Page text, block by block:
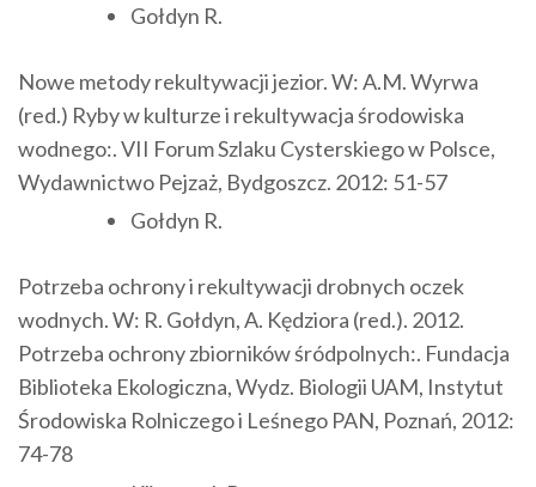
Gołdyn R.
Nowe metody rekultywacji jezior. W: A.M. Wyrwa
(red.) Ryby w kulturze i rekultywacja środowiska
wodnego:. VII Forum Szlaku Cysterskiego w Polsce,
Wydawnictwo Pejzaż, Bydgoszcz. 2012: 51-57
Gołdyn R.
Potrzeba ochrony i rekultywacji drobnych oczek
wodnych. W: R. Gołdyn, A. Kędziora (red.). 2012.
Potrzeba ochrony zbiorników śródpolnych:. Fundacja
Biblioteka Ekologiczna, Wydz. Biologii UAM, Instytut
Środowiska Rolniczego i Leśnego PAN, Poznań, 2012:
74-78